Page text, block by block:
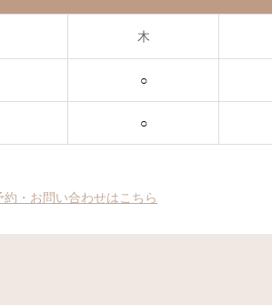
木
○
○
約・お問い合わせはこちら